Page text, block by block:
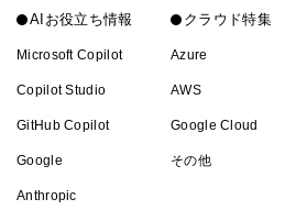
AIお役立ち情報
Microsoft Copilot
Copilot Studio
GitHub Copilot
Google
Anthropic
クラウド特集
Azure
AWS
Google Cloud
その他